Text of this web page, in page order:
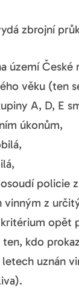
zbrojní
území České
věku (ten
A, D, E
úkonům,
policie
vinným z
opět
kdo
uznán